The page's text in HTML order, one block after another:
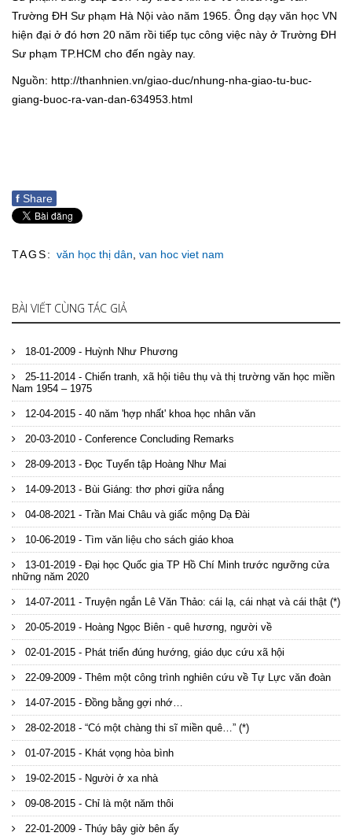
Trường ĐH Sư phạm Hà Nội vào năm 1965. Ông dạy văn học VN
hiện đại ở đó hơn 20 năm rồi tiếp tục công việc này ở Trường ĐH
Sư phạm TP.HCM cho đến ngày nay.
Nguồn: http://thanhnien.vn/giao-duc/nhung-nha-giao-tu-buc-
giang-buoc-ra-van-dan-634953.html
f Share
TAGS: văn học thị dân van hoc viet nam
BÀI VIẾT CÙNG TÁC GIẢ
18-01-2009 - Huỳnh Như Phương
25-11-2014 - Chiến tranh, xã hội tiêu thụ và thị trường văn học miền
Nam 1954 – 1975
12-04-2015 - 40 năm 'hợp nhất' khoa học nhân văn
20-03-2010 - Conference Concluding Remarks
28-09-2013 - Đọc Tuyển tập Hoàng Như Mai
14-09-2013 - Bùi Giáng: thơ phơi giữa nắng
04-08-2021 - Trần Mai Châu và giấc mộng Dạ Đài
10-06-2019 - Tìm văn liệu cho sách giáo khoa
13-01-2019 - Đại học Quốc gia TP Hồ Chí Minh trước ngưỡng cửa
những năm 2020
14-07-2011 - Truyện ngắn Lê Văn Thảo: cái lạ, cái nhạt và cái thật (*)
20-05-2019 - Hoàng Ngọc Biên - quê hương, người về
02-01-2015 - Phát triển đúng hướng, giáo dục cứu xã hội
22-09-2009 - Thêm một công trình nghiên cứu về Tự Lực văn đoàn
14-07-2015 - Đồng bằng gợi nhớ…
28-02-2018 - “Có một chàng thi sĩ miền quê…” (*)
01-07-2015 - Khát vọng hòa bình
19-02-2015 - Người ở xa nhà
09-08-2015 - Chỉ là một năm thôi
22-01-2009 - Thúy bây giờ bên ấy